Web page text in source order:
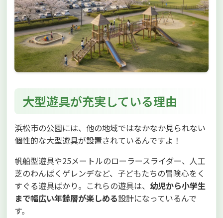
大型遊具が充実している理由
浜松市の公園には、他の地域ではなかなか見られない
個性的な大型遊具が設置されているんですよ！
帆船型遊具や25メートルのローラースライダー、人工
芝のわんぱくゲレンデなど、子どもたちの冒険心をく
すぐる遊具ばかり。これらの遊具は、 幼児から小学生
まで幅広い年齢層が楽しめる設計になっているんで
す。